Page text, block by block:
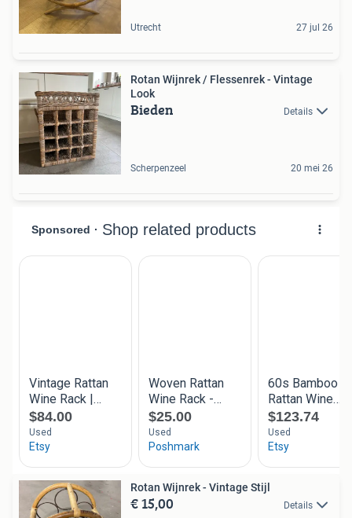
Utrecht 27 jul 26
Rotan Wijnrek / Flessenrek - Vintage
Look
Bieden Details
Scherpenzeel 20 mei 26
Rotan Wijnrek - Vintage Stijl
€ 15,00 Details